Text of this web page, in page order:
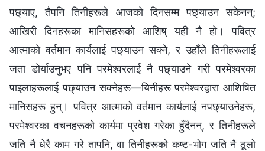
पछ्याए, तैपनि तिनीहरूले आजको दिनसम्‍म पछ्याउन सकेनन्;
आखिरी दिनहरूका मानिसहरूको आशिष्‌ यही नै हो। पवित्र
आत्‍माको वर्तमान कार्यलाई पछ्याउन सक्‍ने, र उहाँले तिनीहरूलाई
जता डोर्याउनुभए पनि परमेश्‍वरलाई नै पछ्याउने गरी परमेश्‍वरका
पाइलाहरूलाई पछ्याउन सक्‍नेहरू—यिनीहरू परमेश्‍वरद्वारा आशिषित
मानिसहरू हुन्। पवित्र आत्माको वर्तमान कार्यलाई नपछ्याउनेहरू,
परमेश्‍वरका वचनहरूको कार्यमा प्रवेश गरेका हुँदैनन्, र तिनीहरूले
जति नै धेरै काम गरे तापनि, वा तिनीहरूको कष्ट-भोग जति नै ठूलो